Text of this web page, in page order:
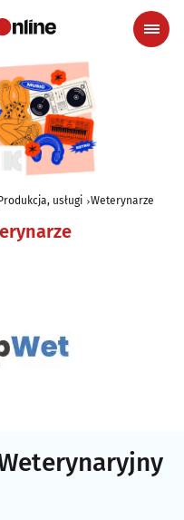
usługi Weterynarze